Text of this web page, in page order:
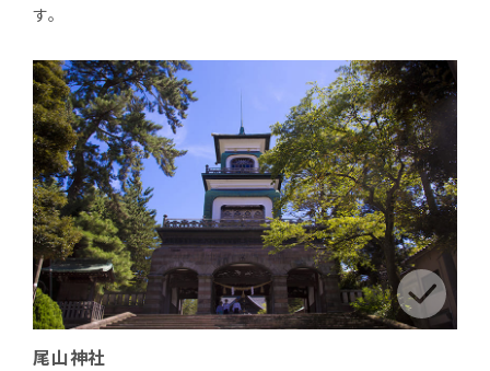
す。
尾山神社